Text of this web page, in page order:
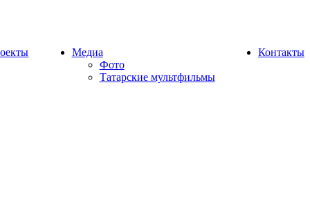
Медиа
Фото
Татарские мультфильмы
Контакты